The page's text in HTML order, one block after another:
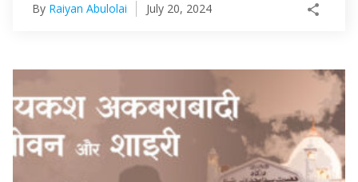
By Raiyan Abulolai July 20, 2024